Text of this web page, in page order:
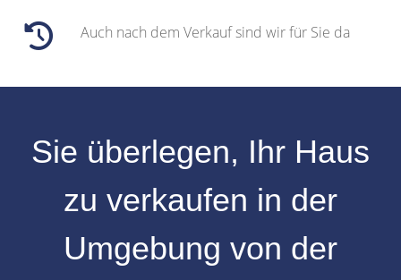
Auch nach dem Verkauf sind wir für Sie da
Sie überlegen, Ihr Haus
zu verkaufen in der
Umgebung von der